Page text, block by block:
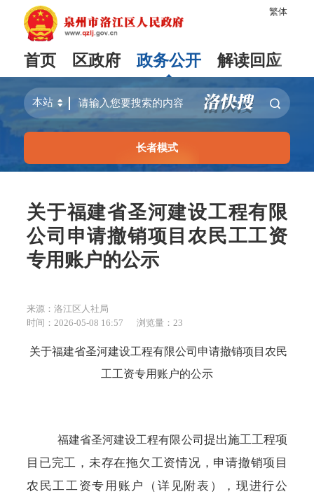
繁体
首页 区政府 政务公开 解读回应
长者模式
关于福建省圣河建设工程有限
公司申请撤销项目农民工工资
专用账户的公示
来源：洛江区人社局
时间：2026-05-08 16:57
浏览量： 23
关于福建省圣河建设工程有限公司 申请撤销项目农民
工工资专用账户的公示
福建省圣河建设工程有限公司 提出施工工程项
目已完工，未存在拖欠工资情况，申请撤销项目
农民工工资专用账户（详见附表），现进行公